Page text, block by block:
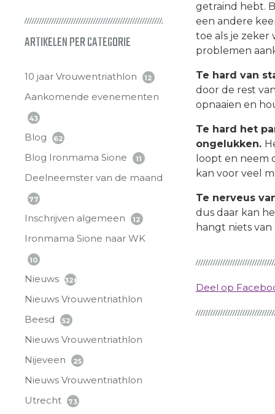
ARTIKELEN PER CATEGORIE
10 jaar Vrouwentriathlon 12
Aankomende evenementen
43
Blog 62
Blog Ironmama Sione 11
Deelneemster van de maand
77
Inschrijven algemeen 12
Ironmama Sione naar WK
10
Nieuws 328
Nieuws Vrouwentriathlon
Beesd
52
Nieuws Vrouwentriathlon
Nijeveen
25
Nieuws Vrouwentriathlon
Utrecht
73
getraind hebt.
een andere
toe als je zeker
problemen
Te hard van
door de rest
opnaaien en
Te hard het
ongelukken.
loopt en neem
kan voor veel
Te nerveus
dus daar kan
hangt niets
Deel op